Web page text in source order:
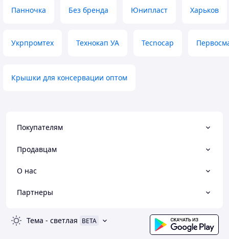
Панночка Без бренда Юнипласт Харьков
Укрпромтех Технокап УА Tecnocap
Крышки для консервации оптом
Покупателям
Продавцам
О нас
Партнеры
Тема - светлая BETA